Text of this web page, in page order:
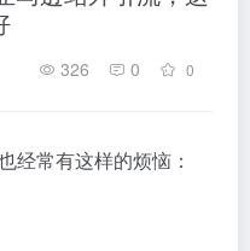
326 0 0
经常有这样的烦恼：